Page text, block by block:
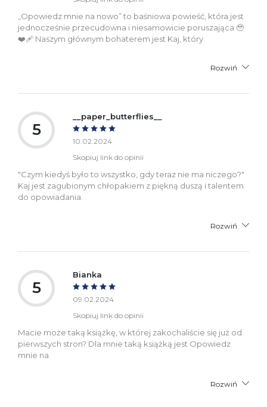
„Opowiedz mnie na nowo” to baśniowa powieść, która jest
jednocześnie przecudowna i niesamowicie poruszająca 🥹
❤️‍🩹 Naszym głównym bohaterem jest Kaj, który
Rozwiń
5
__paper_butterflies__
10.02.2024
Skopiuj link do opinii
"Czym kiedyś było to wszystko, gdy teraz nie ma niczego?"
Kaj jest zagubionym chłopakiem z piękną duszą i talentem
do opowiadania.
Rozwiń
5
Bianka
09.02.2024
Skopiuj link do opinii
Macie może taką książkę, w której zakochaliście się już od
pierwszych stron? Dla mnie taką książką jest Opowiedz
mnie na
Rozwiń